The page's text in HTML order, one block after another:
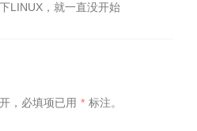
LINUX，就一直没开始
， 必填项已用 * 标注。